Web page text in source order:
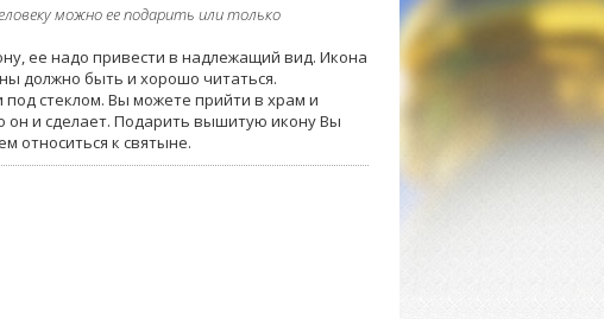
можно ее подарить или только
ее надо привести в надлежащий вид. Икона
должно быть и хорошо читаться.
стеклом. Вы можете прийти в храм и
он и сделает. Подарить вышитую икону Вы
относиться к святыне.